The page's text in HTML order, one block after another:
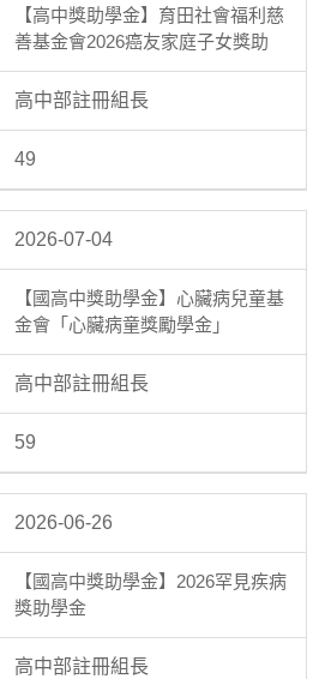
【高中獎助學金】育田社會福利慈
善基金會2026癌友家庭子女獎助
高中部註冊組長
49
2026-07-04
【國高中獎助學金】心臟病兒童基
金會「心臟病童獎勵學金」
高中部註冊組長
59
2026-06-26
【國高中獎助學金】2026罕見疾病
獎助學金
高中部註冊組長